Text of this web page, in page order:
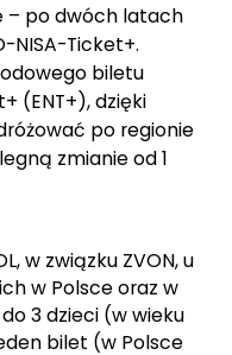
– po dwóch latach
NISA-Ticket+.
biletu
(ENT+), dzięki
po regionie
zmianie od 1
w związku ZVON, u
w Polsce oraz w
3 dzieci (w wieku
bilet (w Polsce